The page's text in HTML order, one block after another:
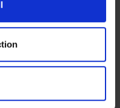
analytics partners who
that you’ve
Anzeigesständer